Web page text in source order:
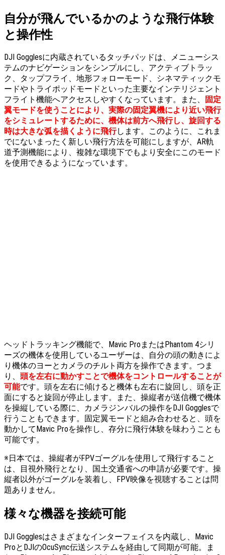
自分が飛んでいるかのような飛行体験
と操作性
DJI Gogglesに内蔵されているタッチパッドは、メニューシス
テムのナビゲーションをシンプルにし、アクティブトラッ
ク、タップフライ、地形フォローモード、シネマティックモ
ードやトライポッドモードといった主要なインテリジェント
フライト機能へアクセスしやすくなっています。また、
固定
翼モードを使うことにより、実際の固定翼機により近い飛行
をシミュレートするために、機体は前方へ飛行し、旋回する
時は大きな弧を描くように飛行します。このように、これま
でにないまったく新しい飛行方法を可能にしますが、AR軌
道予測機能により、複雑な環境下でもより安全にこのモード
を使用できるようになっています。
ヘッドトラッキング機能で、Mavic ProまたはPhantom 4シリ
ーズの機体を使用しているユーザーは、自分の頭の動きによ
り機体のヨーとカメラのチルト両方を操作できます。つま
り、 頭を左右に動かすことで機体をコントロールすることが
可能です。頭を左右に傾けると機体も左右に旋回し、頭を正
面にすると旋回が停止します。また、操縦者が送信機で機体
を操縦している際に、カメラジンバルの操作をDJI Gogglesで
行うこともできます。固定翼モードと組み合わせると、頭を
動かしてMavic Proを操作し、存分に飛行体験を味わうことも
可能です。
※日本では、操縦者がFPVゴーグルを使用して飛行すること
は、目視外飛行となり、国土交通省への申請が必要です。操
縦者以外がゴーグルを装着し、FPV映像を視聴することは問
題ありません。
様々な機器を接続可能
DJI Gogglesはさまざまなインターフェイスを内蔵し、Mavic
ProとDJIのOcuSync伝送システムを経由して同期が可能。ま